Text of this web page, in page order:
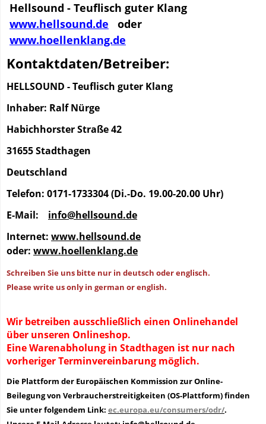
Hellsound - Teuflisch guter Klang
www.hellsound.de oder
www.hoellenklang.de
Kontaktdaten/Betreiber:
HELLSOUND - Teuflisch guter Klang
Inhaber: Ralf Nürge
Habichhorster Straße 42
31655 Stadthagen
Deutschland
Telefon: 0171-1733304 (Di.-Do. 19.00-20.00 Uhr)
E-Mail:
info@hellsound.de
Internet: www.hellsound.de
oder: www.hoellenklang.de
Schreiben Sie uns bitte nur in deutsch oder englisch.
Please write us only in german or english.
Wir betreiben ausschließlich einen Onlinehandel
über unseren Onlineshop.
Eine Warenabholung in Stadthagen ist nur nach
vorheriger Terminvereinbarung möglich.
Die Plattform der Europäischen Kommission zur Online-
Beilegung von Verbraucherstreitigkeiten (OS-Plattform) finden
Sie unter folgendem Link: ec.europa.eu/consumers/odr/.